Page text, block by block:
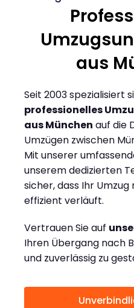
aus
Seit 2003 spezialisiert
professionelles
aus München auf die
Umzügen zwischen
Mit unserer
unserem dedizierten
sicher, dass Ihr Umzug
effizient verläuft.
Vertrauen Sie auf
Ihren Übergang nach
und zuverlässig zu